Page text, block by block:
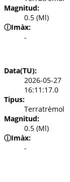
Magnitud:
0.5 (Ml)
ⓘImàx:
-
Data(TU):
2026-05-27
16:11:17.0
Tipus:
Terratrèmol
Magnitud:
0.5 (Ml)
ⓘImàx:
-